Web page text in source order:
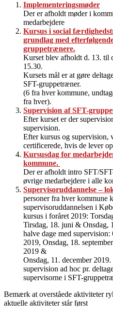
Implementeringsmøder
Der er afholdt møder i
medarbejdere
Kursus i social
grundlag med
gruppetrænere.
Kurset blev afholdt d. 13. til
15.30.
Kursets mål er at gøre
SFT-gruppetræner.
(6 fra hver kommune,
fra hver).
Supervision af SFT-
Efter kurset er der
supervision.
Efter kursus og supervision,
certificerede, hvis de lever
Kursusdag for
kommune.
Der er afholdt intro SFT/
øvrige medarbejdere i alle
Supervisoruddannelse –
personer fra hver kommune
supervisoruddannelsen i
kursus i foråret 2019:
Tirsdag, 18. juni & Onsdag,
halve dage med supervision:
2019, Onsdag, 18.
2019 &
Onsdag, 11. december
supervision ad hoc pr.
supervisorne i SFT-
Bemærk at overståede aktiviteter
aktuelle aktiviteter står først